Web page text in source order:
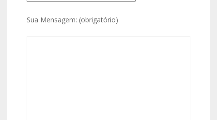
Sua Mensagem: (obrigatório)